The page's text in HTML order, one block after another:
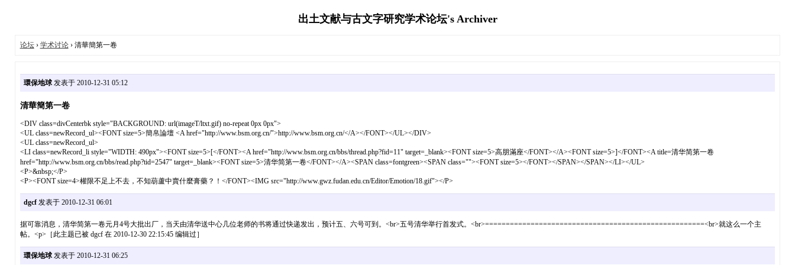
出土文献与古文字研究学术论坛's Archiver
论坛› 学术讨论› 清華簡第一卷
環保地球发表于 2010-12-31 05:12
清華簡第一卷
<DIV class=divCenterbk style="BACKGROUND: url(imageT/ltxt.gif) no-repeat 0px 0px">
<UL class=newRecord_ul><FONT size=5>簡帛論壇 <A href="http://www.bsm.org.cn/">http://www.bsm.org.cn/</A></FONT></UL></DIV>
<UL class=newRecord_ul>
<LI class=newRecord_li style="WIDTH: 490px"><FONT size=5>[</FONT><A href="http://www.bsm.org.cn/bbs/thread.php?fid=11" target=_blank><FONT size=5>高朋滿座</FONT></A><FONT size=5>]</FONT><A title=清华简第一卷
href="http://www.bsm.org.cn/bbs/read.php?tid=2547" target=_blank><FONT size=5>清华简第一卷</FONT></A><SPAN class=fontgreen><SPAN class=""><FONT size=5></FONT></SPAN></SPAN></LI></UL>
<P>&nbsp;</P>
<P><FONT size=4>權限不足上不去，不知葫蘆中賣什麼膏藥？！</FONT><IMG src="http://www.gwz.fudan.edu.cn/Editor/Emotion/18.gif"></P>
dgcf发表于 2010-12-31 06:01
据可靠消息，清华简第一卷元月4号大批出厂，当天由清华送中心几位老师的书将通过快递发出，预计五、六号可到。<br>五号清华举行首发式。<br>=====================================================<br>就这么一个主
帖。<p>［此主题已被 dgcf 在 2010-12-30 22:15:45 编辑过］
環保地球发表于 2010-12-31 06:25